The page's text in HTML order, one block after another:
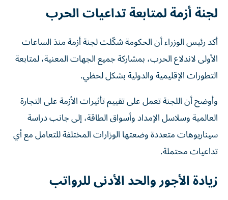
لجنة أزمة لمتابعة تداعيات الحرب
أكد رئيس الوزراء أن الحكومة شكّلت لجنة أزمة منذ الساعات
الأولى لاندلاع الحرب، بمشاركة جميع الجهات المعنية، لمتابعة
التطورات الإقليمية والدولية بشكل لحظي.
وأوضح أن اللجنة تعمل على تقييم تأثيرات الأزمة على التجارة
العالمية وسلاسل الإمداد وأسواق الطاقة، إلى جانب دراسة
سيناريوهات متعددة وضعتها الوزارات المختلفة للتعامل مع أي
تداعيات محتملة.
زيادة الأجور والحد الأدنى للرواتب